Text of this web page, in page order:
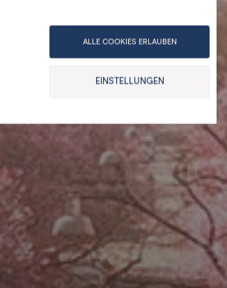
ALLE COOKIES ERLAUBEN
EINSTELLUNGEN